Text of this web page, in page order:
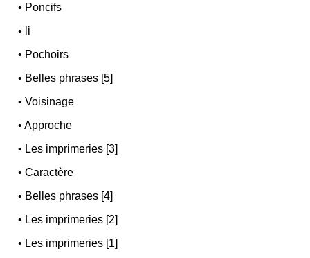
• Poncifs
• li
• Pochoirs
• Belles phrases [5]
•Voisinage
•Approche
• Les imprimeries [3]
•Caractère
• Belles phrases [4]
• Les imprimeries [2]
• Les imprimeries [1]